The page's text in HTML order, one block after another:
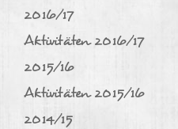
2016/17
Aktivitäten 2016/17
2015/16
Aktivitäten 2015/16
2014/15